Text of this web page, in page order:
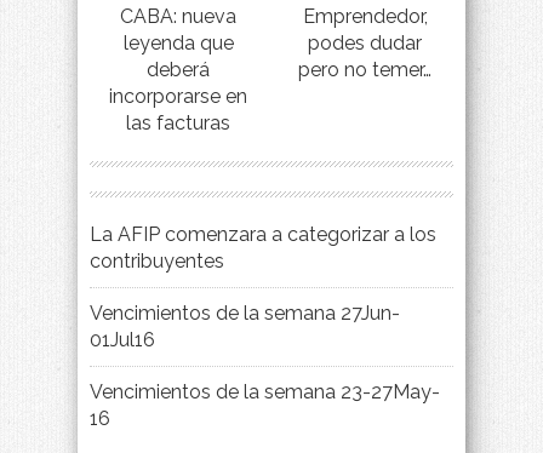
CABA: nueva
leyenda que
deberá
incorporarse en
las facturas
Emprendedor,
podes dudar
pero no temer…
La AFIP comenzara a categorizar a los
contribuyentes
Vencimientos de la semana 27Jun-
01Jul16
Vencimientos de la semana 23-27May-
16